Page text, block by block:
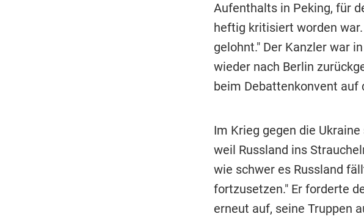
Aufenthalts in Peking, für
heftig kritisiert worden
gelohnt." Der Kanzler war
wieder nach Berlin
beim Debattenkonvent auf
Im Krieg gegen die
weil Russland ins
wie schwer es Russland
fortzusetzen." Er forderte
erneut auf, seine Truppen